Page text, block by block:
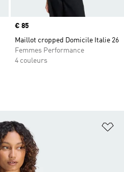
Prix
€ 85
Maillot cropped Domicile Italie 26
Femmes Performance
4 couleurs